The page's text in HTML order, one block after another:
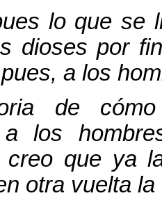
lo que se
dioses por
a los
de
a los
creo que ya
otra vuelta la